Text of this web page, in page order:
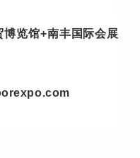
博览馆+南丰国际会展